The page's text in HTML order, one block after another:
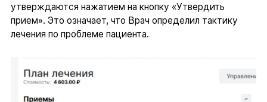
утверждаются нажатием на кнопку «Утвердить
прием». Это означает, что Врач определил тактику
лечения по проблеме пациента.